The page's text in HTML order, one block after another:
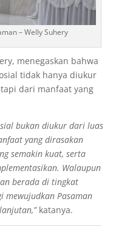
– Welly Suhery
menegaskan bahwa
tidak hanya diukur
dari manfaat yang
bukan diukur dari luas
yang dirasakan
semakin kuat, serta
Walaupun
berada di tingkat
mewujudkan Pasaman
katanya.